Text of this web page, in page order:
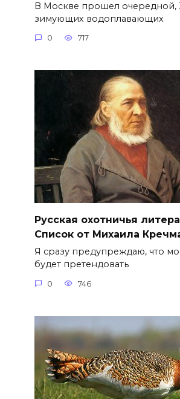
В Москве прошел очередной,
зимующих водоплавающих
0 717
Русская охотничья
Список от Михаила
Я сразу предупреждаю, что
будет претендовать
0 746